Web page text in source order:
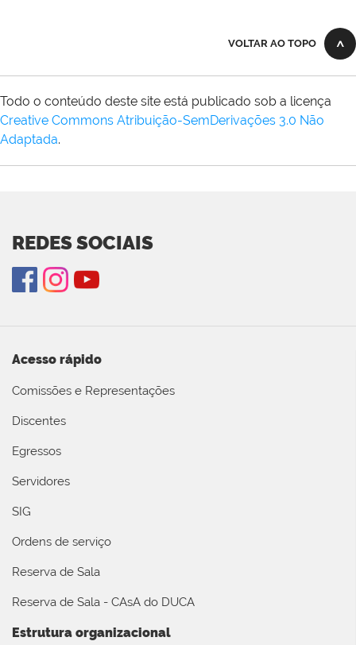
VOLTAR AO TOPO
Todo o conteúdo deste site está publicado sob a licença
Creative Commons Atribuição-SemDerivações 3.0 Não
Adaptada.
REDES SOCIAIS
Acesso rápido
Comissões e Representações
Discentes
Egressos
Servidores
SIG
Ordens de serviço
Reserva de Sala
Reserva de Sala - CAsA do DUCA
Estrutura organizacional